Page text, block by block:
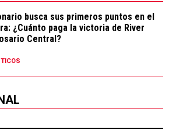
busca sus primeros puntos en el
¿Cuánto paga la victoria de River
Central?